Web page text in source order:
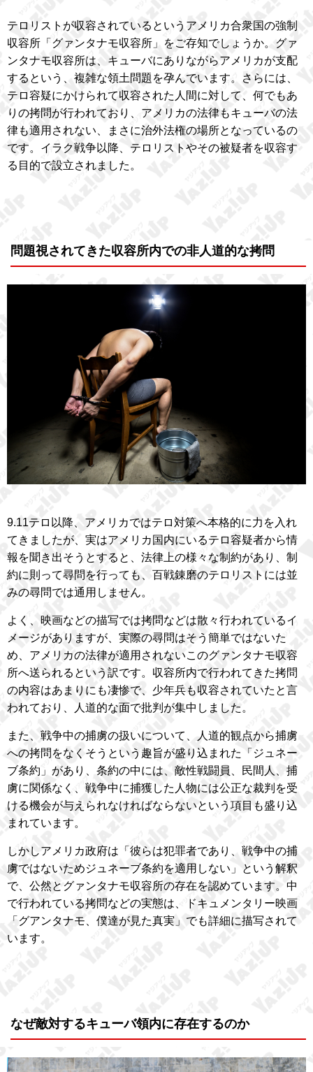
テロリストが収容されているというアメリカ合衆国の強制
収容所「グァンタナモ収容所」をご存知でしょうか。グァ
ンタナモ収容所は、キューバにありながらアメリカが支配
するという、複雑な領土問題を孕んでいます。さらには、
テロ容疑にかけられて収容された人間に対して、何でもあ
りの拷問が行われており、アメリカの法律もキューバの法
律も適用されない、まさに治外法権の場所となっているの
です。イラク戦争以降、テロリストやその被疑者を収容す
る目的で設立されました。
問題視されてきた収容所内での非人道的な拷問
9.11テロ以降、アメリカではテロ対策へ本格的に力を入れ
てきましたが、実はアメリカ国内にいるテロ容疑者から情
報を聞き出そうとすると、法律上の様々な制約があり、制
約に則って尋問を行っても、百戦錬磨のテロリストには並
みの尋問では通用しません。
よく、映画などの描写では拷問などは散々行われているイ
メージがありますが、実際の尋問はそう簡単ではないた
め、アメリカの法律が適用されないこのグァンタナモ収容
所へ送られるという訳です。収容所内で行われてきた拷問
の内容はあまりにも凄惨で、少年兵も収容されていたと言
われており、人道的な面で批判が集中しました。
また、戦争中の捕虜の扱いについて、人道的観点から捕虜
への拷問をなくそうという趣旨が盛り込まれた「ジュネー
ブ条約」があり、条約の中には、敵性戦闘員、民間人、捕
虜に関係なく、戦争中に捕獲した人物には公正な裁判を受
ける機会が与えられなければならないという項目も盛り込
まれています。
しかしアメリカ政府は「彼らは犯罪者であり、戦争中の捕
虜ではないためジュネーブ条約を適用しない」という解釈
で、公然とグァンタナモ収容所の存在を認めています。中
で行われている拷問などの実態は、ドキュメンタリー映画
「グアンタナモ、僕達が見た真実」でも詳細に描写されて
います。
なぜ敵対するキューバ領内に存在するのか